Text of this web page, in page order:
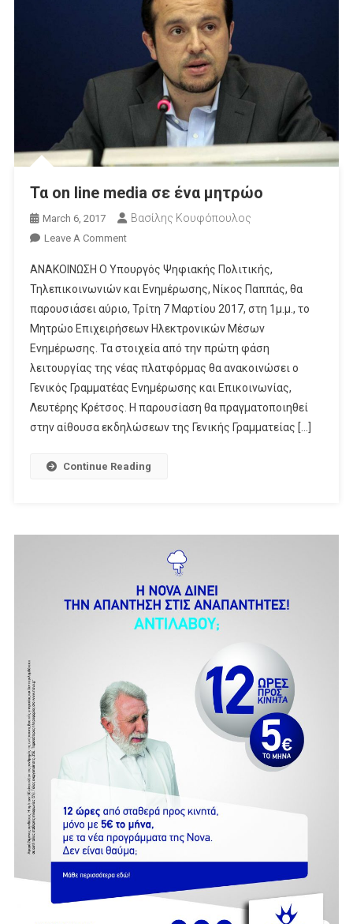
Τα on line media σε ένα μητρώο
March 6, 2017 Βασίλης Κουφόπουλος
Leave A CommentOn
On
Line
Media
Σε
Ένα
Μητρώο
ΑΝΑΚΟΙΝΩΣΗ Ο Υπουργός Ψηφιακής Πολιτικής,
Τηλεπικοινωνιών και Ενημέρωσης, Νίκος Παππάς, θα
παρουσιάσει αύριο, Τρίτη 7 Μαρτίου 2017, στη 1μ.μ., το
Μητρώο Επιχειρήσεων Ηλεκτρονικών Μέσων
Ενημέρωσης. Τα στοιχεία από την πρώτη φάση
λειτουργίας της νέας πλατφόρμας θα ανακοινώσει ο
Γενικός Γραμματέας Ενημέρωσης και Επικοινωνίας,
Λευτέρης Κρέτσος. Η παρουσίαση θα πραγματοποιηθεί
στην αίθουσα εκδηλώσεων της Γενικής Γραμματείας […]
Continue Reading